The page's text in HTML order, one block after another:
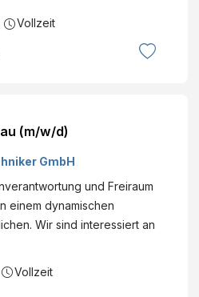
Vollzeit
(m/w/d)
GmbH
und Freiraum
einem dynamischen
Wir sind interessiert an
Vollzeit